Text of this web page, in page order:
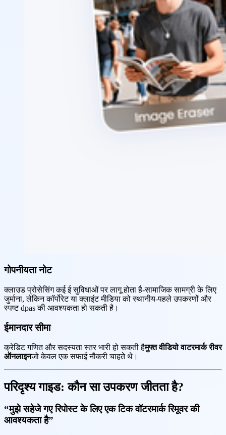
गोपनीयता नोट
क्लाउड प्रोसेसिंग कई ई सुविधाओं पर लागू होता है-सामाजिक सामग्री के लिए
जुर्माना, लेकिन कॉर्पोरेट या क्लाइंट मीडिया को स्थानीय-पहले उपकरणों और
स्पष्ट dpas की आवश्यकता हो सकती है।
ईमानदार सीमा
क्रेडिट गणित और सदस्यता स्तर भारी हो सकती हैमुफ्त वीडियो वाटरमार्क रीवर
ऑनलाइनजो केवल एक सफाई नौकरी चाहते थे।
परिदृश्य गाइड: कौन सा उपकरण जीतता है?
“मुझे सहेजे गए रिपोस्ट के लिए एक टिक वॉटरमार्क रिमूवर की
आवश्यकता है”